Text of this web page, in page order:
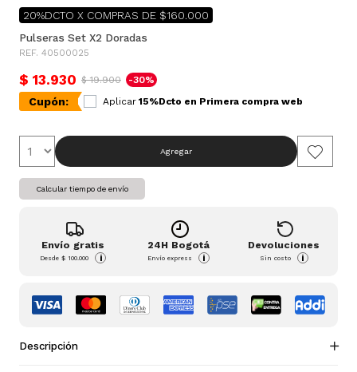
20%DCTO X COMPRAS DE $160.000
Pulseras Set X2 Doradas
REF. 40500025
$ 13.930 $ 19.900 -30%
Cupón: Aplicar 15%Dcto en Primera compra web
Agregar
Calcular tiempo de envío
Envío gratis
Desde$ 100.000 i
24H Bogotá
Envío express i
Devoluciones
Sin costo i
Descripción